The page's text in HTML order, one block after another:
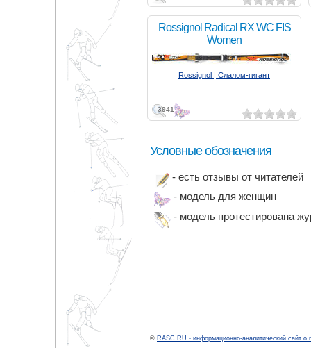
3941
Rossignol Radical RX WC FIS
Women
Rossignol | Слалом-гигант
Условные обозначения
- есть отзывы от читателей
- модель для женщин
- модель протестирована
© RASC.RU - информационно-аналитический сайт о